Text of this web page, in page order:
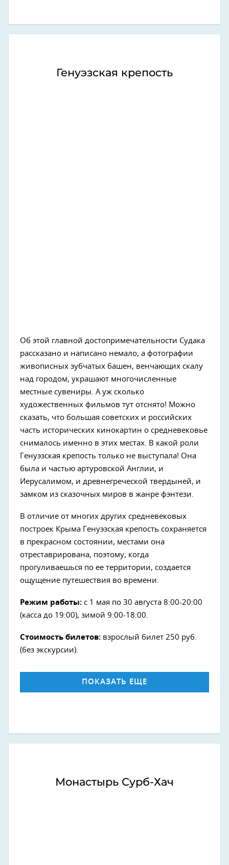
Генуэзская крепость
Об этой главной достопримечательности Судака
рассказано и написано немало, а фотографии
живописных зубчатых башен, венчающих скалу
над городом, украшают многочисленные
местные сувениры. А уж сколько
художественных фильмов тут отснято! Можно
сказать, что большая советских и российских
часть исторических кинокартин о средневековье
снималось именно в этих местах. В какой роли
Генуэзская крепость только не выступала! Она
была и частью артуровской Англии, и
Иерусалимом, и древнегреческой твердыней, и
замком из сказочных миров в жанре фэнтези.
В отличие от многих других средневековых
построек Крыма Генуэзская крепость сохраняется
в прекрасном состоянии, местами она
отреставрирована, поэтому, когда
прогуливаешься по ее территории, создается
ощущение путешествия во времени.
Режим работы: с 1 мая по 30 августа 8:00-20:00
(касса до 19:00), зимой 9:00-18:00.
Стоимость билетов: взрослый билет 250 руб.
(без экскурсии).
ПОКАЗАТЬ ЕЩЕ
Монастырь Сурб-Хач